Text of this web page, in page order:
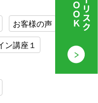
お客様の声
ン講座１